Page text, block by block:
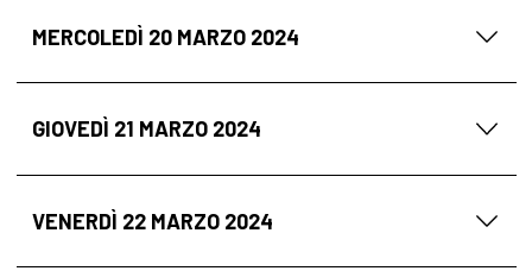
MERCOLEDÌ 20 MARZO 2024
GIOVEDÌ 21 MARZO 2024
VENERDÌ 22 MARZO 2024